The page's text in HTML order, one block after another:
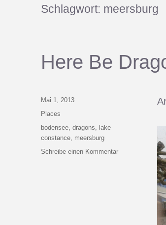
Schlagwort: meersburg
Here Be
Veröffentlicht
am
Mai 1, 2013
Kategorien
Places
Schlagwörter
bodensee ,dragons
lake
constance meersburg
Schreibe einen Kommentarzu